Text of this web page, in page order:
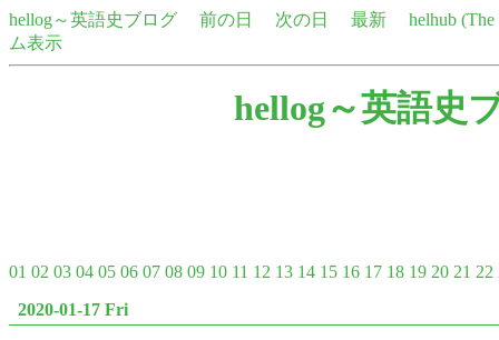
hellog～英語史ブログ 前の日 次の日 最新
helhub
ム表示
hellog～英語史
01 02 03 04 05 06 07 08 09 10 11 12 13 14 15 16 17 18 19 20 21 22
2020-01-17 Fri